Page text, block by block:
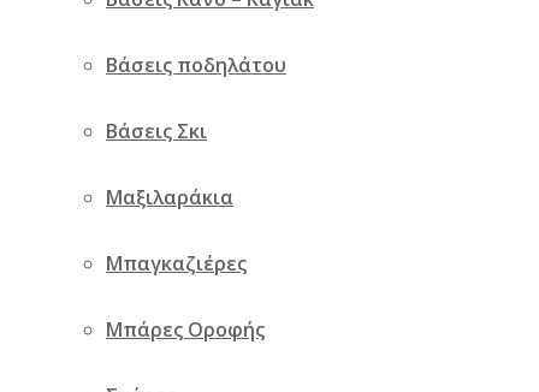
Βάσεις ποδηλάτου
Βάσεις Σκι
Μαξιλαράκια
Μπαγκαζιέρες
Μπάρες Οροφής